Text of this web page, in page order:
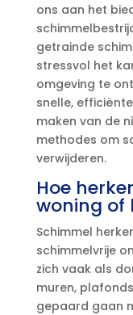
ons aan het
getrainde
stressvol het
omgeving te
snelle,
maken van de
methodes om
verwijderen.​
Hoe
woning of
Schimmel
schimmelvrije
zich vaak als
muren,
gepaard gaan